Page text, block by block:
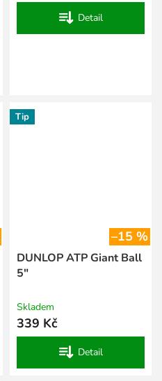
Detail
Tip
–15 %
DUNLOP ATP Giant Ball
5"
Skladem
339 Kč
Detail